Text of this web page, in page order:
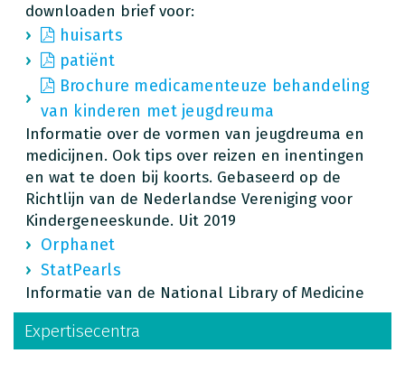
downloaden brief voor:
huisarts
patiënt
Brochure medicamenteuze behandeling
van kinderen met jeugdreuma
Informatie over de vormen van jeugdreuma en
medicijnen. Ook tips over reizen en inentingen
en wat te doen bij koorts. Gebaseerd op de
Richtlijn van de Nederlandse Vereniging voor
Kindergeneeskunde. Uit 2019
Orphanet
StatPearls
Informatie van de National Library of Medicine
Expertisecentra